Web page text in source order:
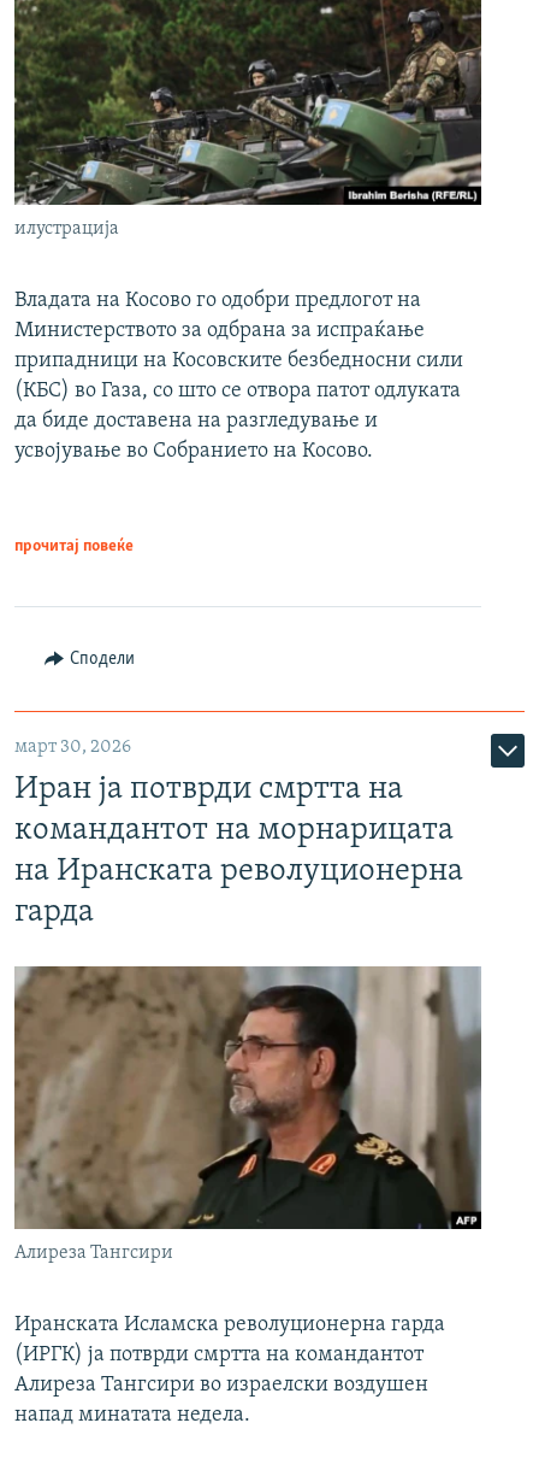
илустрација
Владата на Косово го одобри предлогот на
Министерството за одбрана за испраќање
припадници на Косовските безбедносни сили
(КБС) во Газа, со што се отвора патот одлуката
да биде доставена на разгледување и
усвојување во Собранието на Косово.
прочитај повеќе
Сподели
март 30, 2026
Иран ја потврди смртта на
командантот на морнарицата
на Иранската револуционерна
гарда
Алиреза Тангсири
Иранската Исламска револуционерна гарда
(ИРГК) ја потврди смртта на командантот
Алиреза Тангсири во израелски воздушен
напад минатата недела.